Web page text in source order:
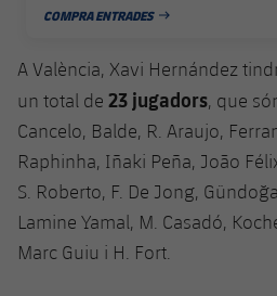
Jugadors
Fotos
Palmarès
Història
Classificació
Infantil
Aleví
Calendari
Entrades
Resultats
Classificació
Actualitat
Calendari
Resultats
Jugadors
Base
plusicon
més
Actualitat
Barça C
Junior
Campus Estiu
PLUSICON
MÉS
COMPRA ENTRADES
DATA DE PUBLICACIÓ
A València, Xavi Hernández
un total de 23 jugadors, que
Cancelo, Balde, R. Araujo,
Raphinha, Iñaki Peña, João
S. Roberto, F. De Jong,
Lamine Yamal, M. Casadó,
Marc Guiu i H. Fort.